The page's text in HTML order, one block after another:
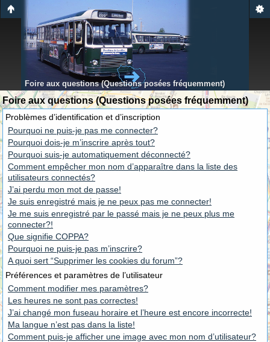
Foire aux questions (Questions posées fréquemment)
Foire aux questions (Questions posées fréquemment)
Problèmes d’identification et d’inscription
Pourquoi ne puis-je pas me connecter?
Pourquoi dois-je m’inscrire après tout?
Pourquoi suis-je automatiquement déconnecté?
Comment empêcher mon nom d’apparaître dans la liste des
utilisateurs connectés?
J’ai perdu mon mot de passe!
Je suis enregistré mais je ne peux pas me connecter!
Je me suis enregistré par le passé mais je ne peux plus me
connecter?!
Que signifie COPPA?
Pourquoi ne puis-je pas m’inscrire?
A quoi sert “Supprimer les cookies du forum”?
Préférences et paramètres de l’utilisateur
Comment modifier mes paramètres?
Les heures ne sont pas correctes!
J’ai changé mon fuseau horaire et l’heure est encore incorrecte!
Ma langue n’est pas dans la liste!
Comment puis-je afficher une image avec mon nom d’utilisateur?